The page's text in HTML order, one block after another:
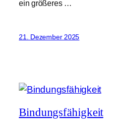
ein größeres …
21. Dezember 2025
Bindungsfähigkeit